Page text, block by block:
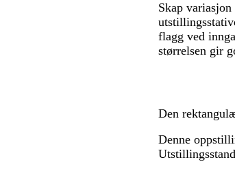
Skap
flagg ved
størrelsen gir
Den
Denne